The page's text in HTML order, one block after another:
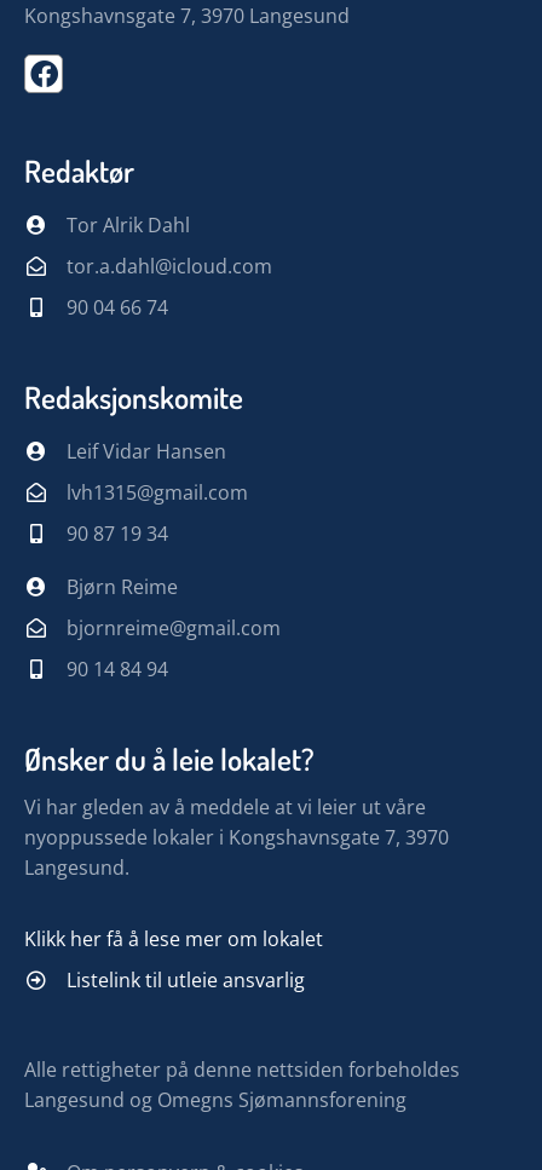
Kongshavnsgate 7, 3970 Langesund
Redaktør
Tor Alrik Dahl
tor.a.dahl@icloud.com
90 04 66 74
Redaksjonskomite
Leif Vidar Hansen
lvh1315@gmail.com
90 87 19 34
Bjørn Reime
bjornreime@gmail.com
90 14 84 94
Ønsker du å leie lokalet?
Vi har gleden av å meddele at vi leier ut våre
nyoppussede lokaler i Kongshavnsgate 7, 3970
Langesund.
Klikk her få å lese mer om lokalet
Listelink til utleie ansvarlig
Alle rettigheter på denne nettsiden forbeholdes
Langesund og Omegns Sjømannsforening